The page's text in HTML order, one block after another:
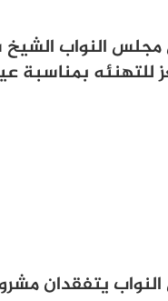
النواب
للتهنئه بمناسبة
يتفقدان